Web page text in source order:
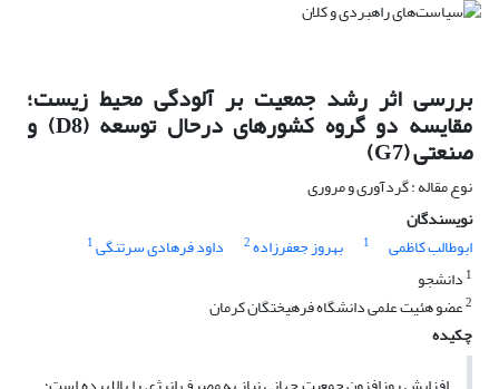
بررسی اثر رشد جمعیت بر آلودگی محیط زیست؛
مقایسه دو گروه کشورهای درحال توسعه (D8) و
صنعتی (G7)
نوع مقاله : گردآوری و مروری
نویسندگان
ابوطالب کاظمی
1 بهروز جعفرزاده2 داود فرهادی سرتنگی1
1 دانشجو
2عضو هئیت علمی دانشگاه فرهیختگان کرمان
چکیده